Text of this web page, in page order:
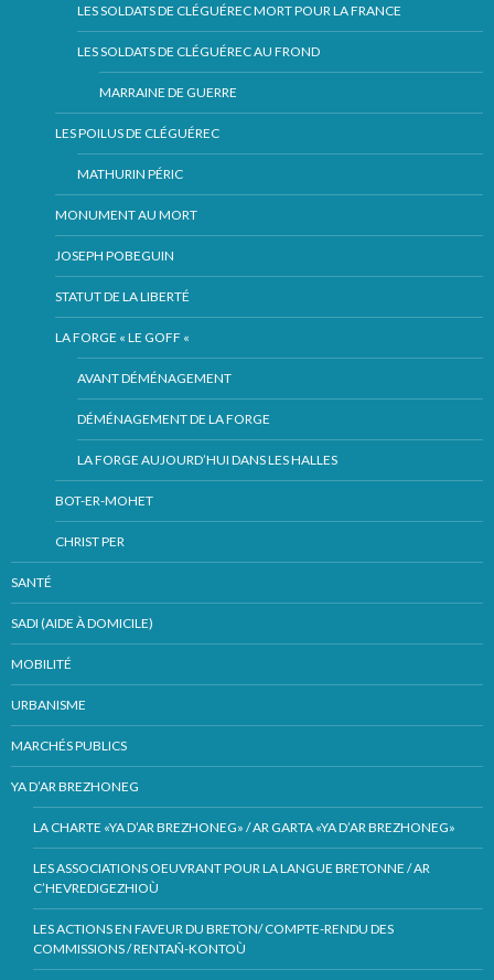
LES SOLDATS DE CLÉGUÉREC MORT POUR LA FRANCE
LES SOLDATS DE CLÉGUÉREC AU FROND
MARRAINE DE GUERRE
LES POILUS DE CLÉGUÉREC
MATHURIN PÉRIC
MONUMENT AU MORT
JOSEPH POBEGUIN
STATUT DE LA LIBERTÉ
LA FORGE « LE GOFF «
AVANT DÉMÉNAGEMENT
DÉMÉNAGEMENT DE LA FORGE
LA FORGE AUJOURD’HUI DANS LES HALLES
BOT-ER-MOHET
CHRIST PER
SANTÉ
SADI (AIDE À DOMICILE)
MOBILITÉ
URBANISME
MARCHÉS PUBLICS
YA D’AR BREZHONEG
LA CHARTE «YA D’AR BREZHONEG» / AR GARTA «YA D’AR BREZHONEG»
LES ASSOCIATIONS OEUVRANT POUR LA LANGUE BRETONNE / AR
C’HEVREDIGEZHIOÙ
LES ACTIONS EN FAVEUR DU BRETON/ COMPTE-RENDU DES
COMMISSIONS / RENTAÑ-KONTOÙ